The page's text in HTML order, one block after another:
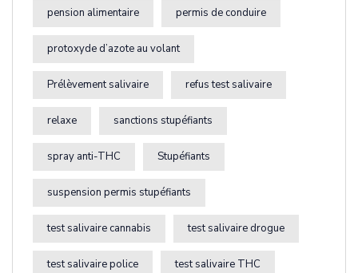
pension alimentaire permis de conduire
protoxyde d’azote au volant
Prélèvement salivaire refus test salivaire
relaxe sanctions stupéfiants
spray anti-THC Stupéfiants
suspension permis stupéfiants
test salivaire cannabis test salivaire drogue
test salivaire police test salivaire THC